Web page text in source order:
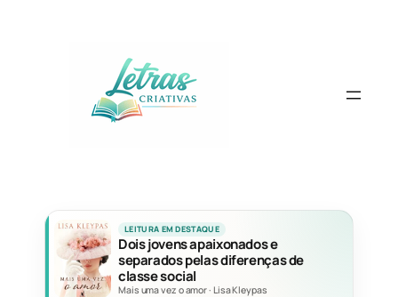
LEITURA EM DESTAQUE
Dois jovens apaixonados e
separados pelas diferenças de
classe social
Mais uma vez o amor· Lisa Kleypas